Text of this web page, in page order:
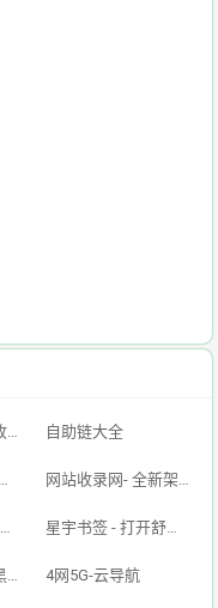
自动搜导航-网站收录-自动收录网-网址收录-自动秒收录 自助链大全
丨资源网导航丨福利网址导航 - BaiDu导航 网站收录网- 全新架构自动秒收录网址导航，实现自主提交，自动化收录，打造百万网址库
998收录网,免费自动秒收录网址,提供自动收录,网站导航大全源码,自动链,友情链接交换。 星宇书签 - 打开舒适旅程，畅享资源之旅
四叶草技术导航-黑科技,资源导航,云端,QQ技术导航网分享网络精品资源平台,多开,云端,网站源码,QQ技术,教程网,小刀娱乐网 4网5G-云导航